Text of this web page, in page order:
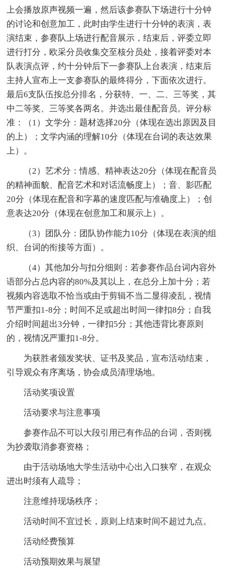
上会播放原声视频一遍，然后该参赛队下场进行十分钟
的讨论和创意加工，此时由学生进行十分钟的表演，表
演结束，参赛队上场进行配音展示，结束后，评委立即
进行打分，欧采分员收集交至核分员处，接着评委对本
队表演点评，约十分钟后下一参赛队上台表演，结束后
主持人宣布上一支参赛队的最终得分，下面依次进行。
最后6支队伍按总分排名，分获特、一、二、三等奖，其
中二等奖、三等奖各两名。并选出最佳配音员。评分标
准：（1）文学分：题材选择20分（体现在选出原因及目
的上）；文学内涵的理解10分（体现在台词的表达效果
上）。
（2）艺术分：情感、精神表达20分（体现在配音员
的精神面貌、配音艺术和对话流畅度上）；音、影匹配
20分（体现在配音和字幕的速度匹配与准确度上）；创
意表达20分（体现在创意加工和展示上）。
（3）团队分：团队协作能力10分（体现在表演的组
织、台词的衔接等方面）。
（4）其他加分与扣分细则：若参赛作品台词内容外
语部分占总内容的80%及其以上，在总分上加十分；若
视频内容选取不恰当或由于剪辑不当二显得凌乱，视情
节严重扣1-8分；时间不足或超出时间一律扣8分；自我
介绍时间超出3分钟，一律扣5分；其他违背比赛原则
的，视情况严重扣1-8分。
为获胜者颁发奖状、证书及奖品，宣布活动结束，
引导观众有序离场，协会成员清理场地。
活动奖项设置
活动要求与注意事项
参赛作品不可以大段引用已有作品的台词，否则视
为抄袭取消参赛资格；
由于活动场地大学生活动中心出入口狭窄，在观众
进出时须有人疏导；
注意维持现场秩序；
活动时间不宜过长，原则上结束时间不超过九点。
活动经费预算
活动预期效果与展望